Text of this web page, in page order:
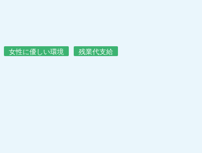
女性に優しい環境
残業代支給